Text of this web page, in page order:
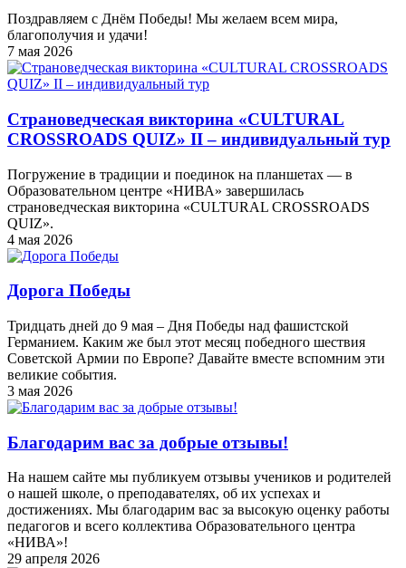
Поздравляем с Днём Победы! Мы желаем всем мира,
благополучия и удачи!
7 мая 2026
Страноведческая викторина «CULTURAL
CROSSROADS QUIZ» II – индивидуальный тур
Погружение в традиции и поединок на планшетах — в
Образовательном центре «НИВА» завершилась
страноведческая викторина «CULTURAL CROSSROADS
QUIZ».
4 мая 2026
Дорога Победы
Тридцать дней до 9 мая – Дня Победы над фашистской
Германием. Каким же был этот месяц победного шествия
Советской Армии по Европе? Давайте вместе вспомним эти
великие события.
3 мая 2026
Благодарим вас за добрые отзывы!
На нашем сайте мы публикуем отзывы учеников и родителей
о нашей школе, о преподавателях, об их успехах и
достижениях. Мы благодарим вас за высокую оценку работы
педагогов и всего коллектива Образовательного центра
«НИВА»!
29 апреля 2026